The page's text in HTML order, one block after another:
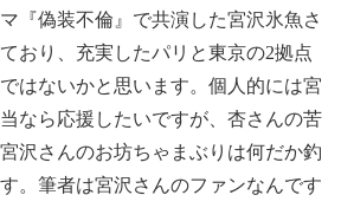
『偽装不倫』で共演した宮沢氷魚さ
おり、充実したパリと東京の2拠点
はないかと思います。個人的には宮
なら応援したいですが、杏さんの苦
沢さんのお坊ちゃまぶりは何だか釣
。筆者は宮沢さんのファンなんです